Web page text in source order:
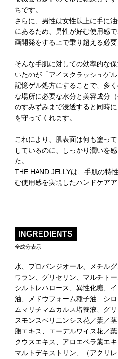
ちです。
さらに、男性は女性以上に手に
にあるため、男性が好む使用感
画開発をする上で乗り超える必要
そんな手肌に対しての効率的な
いたのが「アイスクラッシュゲ
記憶ゲル処方にすることで、多
な場所に必要な水分と美容成分
のすみずみまで浸透すると同時
を守ってくれます。
これにより、肌表面は何も塗っ
しているのに、しっかり潤いを
た。
THE HAND JELLYは、手肌の特
む使用感を実現したハンドケアア
INGREDIENTS
全成分表示
水、プロパンジオール、メチル
ワラン、グリセリン、マルチト
シルトレハロース、異性化糖、
油、メドウフォーム種子油、シ
ムマリチマムカルス培養液、グ
スモンスペリエンシス花／葉／
胞エキス、エーデルワイス花／
クウスエキス、アロエベラ葉エ
マルトデキストリン、（アクリ